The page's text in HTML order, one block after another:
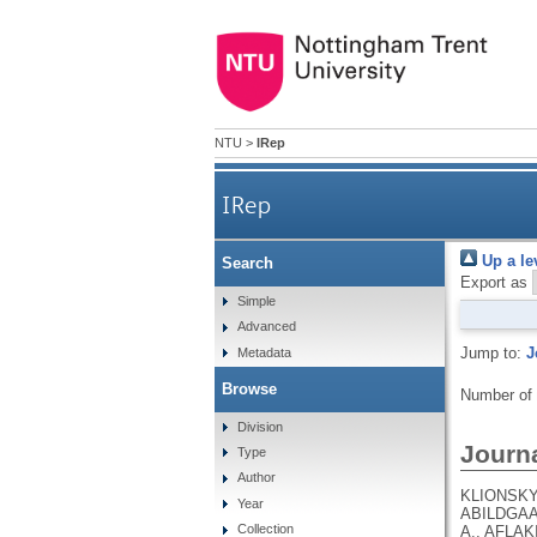
NTU > IRep
IRep
Up a
Export as
Jump to:
Number
KLIONSKY, D.J., ABDEL-AZIZ, A.K., ABDELFATAH, S., ABDELLATIF, M., ABDOLI, A., ABEL, S., ABELIOVICH, H., ABILDGAARD, M.H., ABUDU, Y.P., ACEVEDO-AROZENA, A., ADAMOPOULOS, I.E., ADELI, K., ADOLPH, T.E., ADORNETTO, A., AFLAKI, E., AGAM, G., AGARWAL, A., AGGARWAL, B.B., AGNELLO, M., AGOSTINIS, P., AGREWALA, J.N., AGROTIS, A., AGUILAR, P.V., AHMAD, S. .T., AHMED, Z.M., AHUMADA-CASTRO, U., AITS, S., AIZAWA, S., AKKOC, Y., AKOUMIANAKI, T., AKPINAR, H.A., AL-ABD, A.M., AL-AKRA, L., AL-GHARAIBEH, A., ALAOUI-JAMALI, M.A., ALBERTI, S., ALCOCER-GÓMEZ, E., ALESSANDRI, C., ALI, M., ALIM AL-BARI, M. .A., ALIWAINI, S., ALIZADEH, J., ALMACELLAS, E., ALMASAN, A., ALONSO, A., ALONSO, G.D., ALTAN-BONNET, N., ALTIERI, D.C., ÁLVAREZ, É.M. .C., ALVES, S., ALVES DA COSTA, C., ALZAHARNA, M.M., AMADIO, M., AMANTINI, C., AMARAL, C., AMBROSIO, S., AMER, A.O., AMMANATHAN, V., AN, Z.,
Search
Simple
Advanced
Metadata
Browse
Division
Type
Author
Year
Collection